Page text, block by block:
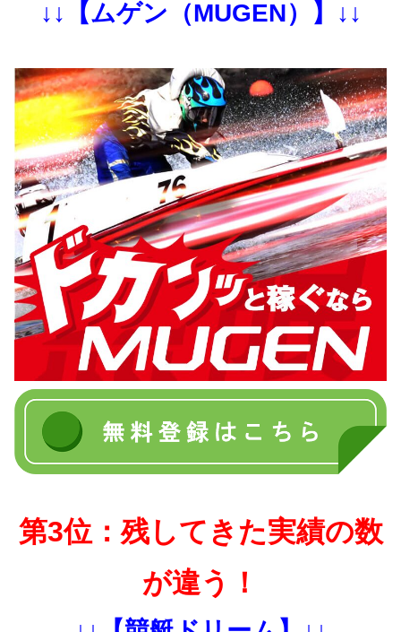
↓↓【ムゲン（MUGEN）】↓↓
第3位：残してきた実績の数
が違う！